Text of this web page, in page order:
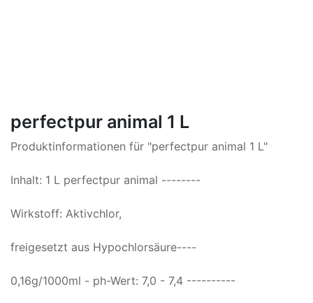
perfectpur animal 1 L
Produktinformationen für "perfectpur animal 1 L"
Inhalt: 1 L perfectpur animal --------
Wirkstoff: Aktivchlor,
freigesetzt aus Hypochlorsäure----
0,16g/1000ml - ph-Wert: 7,0 - 7,4 ----------